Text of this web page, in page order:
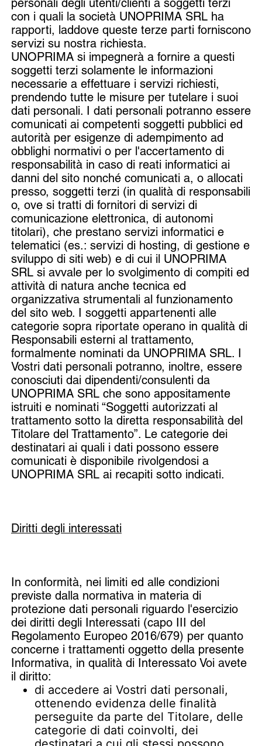
personali degli utenti/clienti a soggetti terzi
con i quali la società UNOPRIMA SRL ha
rapporti, laddove queste terze parti forniscono
servizi su nostra richiesta.
UNOPRIMA si impegnerà a fornire a questi
soggetti terzi solamente le informazioni
necessarie a effettuare i servizi richiesti,
prendendo tutte le misure per tutelare i suoi
dati personali. I dati personali potranno essere
comunicati ai competenti soggetti pubblici ed
autorità per esigenze di adempimento ad
obblighi normativi o per l'accertamento di
responsabilità in caso di reati informatici ai
danni del sito nonché comunicati a, o allocati
presso, soggetti terzi (in qualità di responsabili
o, ove si tratti di fornitori di servizi di
comunicazione elettronica, di autonomi
titolari), che prestano servizi informatici e
telematici (es.: servizi di hosting, di gestione e
sviluppo di siti web) e di cui il UNOPRIMA
SRL si avvale per lo svolgimento di compiti ed
attività di natura anche tecnica ed
organizzativa strumentali al funzionamento
del sito web. I soggetti appartenenti alle
categorie sopra riportate operano in qualità di
Responsabili esterni al trattamento,
formalmente nominati da UNOPRIMA SRL. I
Vostri dati personali potranno, inoltre, essere
conosciuti dai dipendenti/consulenti da
UNOPRIMA SRL che sono appositamente
istruiti e nominati “Soggetti autorizzati al
trattamento sotto la diretta responsabilità del
Titolare del Trattamento”. Le categorie dei
destinatari ai quali i dati possono essere
comunicati è disponibile rivolgendosi a
UNOPRIMA SRL ai recapiti sotto indicati.
Diritti degli interessati
In conformità, nei limiti ed alle condizioni
previste dalla normativa in materia di
protezione dati personali riguardo l'esercizio
dei diritti degli Interessati (capo III del
Regolamento Europeo 2016/679) per quanto
concerne i trattamenti oggetto della presente
Informativa, in qualità di Interessato Voi avete
il diritto:
di accedere ai Vostri dati personali,
ottenendo evidenza delle finalità
perseguite da parte del Titolare, delle
categorie di dati coinvolti, dei